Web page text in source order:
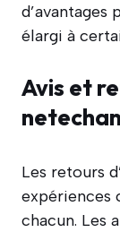
élargi à
Avis et
Les retours
expériences
chacun. Les